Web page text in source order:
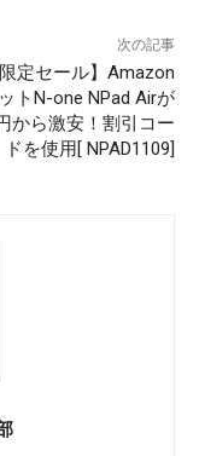
次の記事
限定セール】Amazon
トN-one NPad Airが
から激安！割引コー
ドを使用[ NPAD1109]